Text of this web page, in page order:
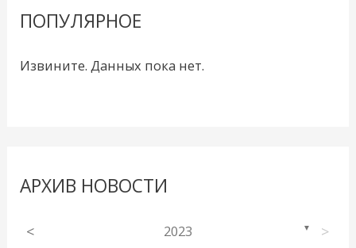
ПОПУЛЯРНОЕ
Извините. Данных пока нет.
АРХИВ НОВОСТИ
< 2023 ▼ >